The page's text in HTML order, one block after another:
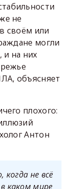
не
своём или
могли
и на них
объясняет
плохого:
Антон
не всё
каком мире